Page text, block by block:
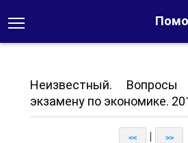
Неизвестный.
экзамену по экономике.
<< >>